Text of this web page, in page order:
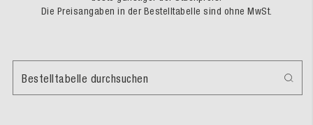
Die Preisangaben in der Bestelltabelle sind ohne MwSt.
Bestelltabelle durchsuchen